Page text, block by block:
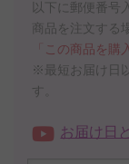
以下に郵便番号
商品を注文する
「この商品を購
※最短お届け日
す。
お届け日